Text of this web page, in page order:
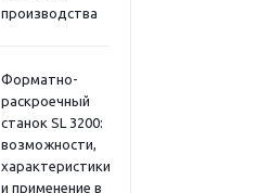
производства
Форматно-
раскроечный
станок SL 3200:
возможности,
характеристики
и применение в